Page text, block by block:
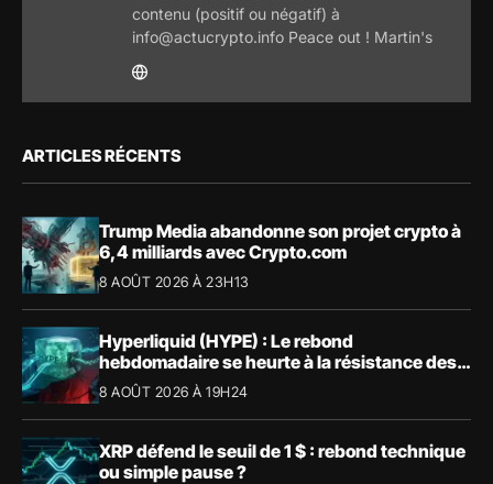
contenu (positif ou négatif) à
info@actucrypto.info Peace out ! Martin's
ARTICLES RÉCENTS
Trump Media abandonne son projet crypto à
6,4 milliards avec Crypto.com
8 AOÛT 2026 À 23H13
Hyperliquid (HYPE) : Le rebond
hebdomadaire se heurte à la résistance des
57,90 $
8 AOÛT 2026 À 19H24
XRP défend le seuil de 1 $ : rebond technique
ou simple pause ?